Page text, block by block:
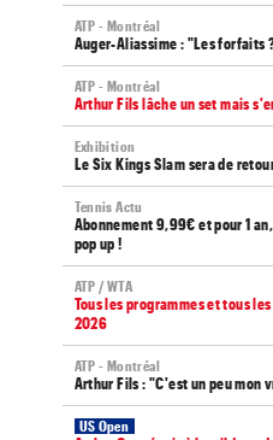
ATP - Montréal
Auger-Aliassime : "Les forfaits
ATP - Montréal
Arthur Fils lâche un set mais
Exhibition
Le Six Kings Slam sera de
Tennis Actu
Abonnement 9,99€ et pour 1
pop up !
ATP / WTA
Tous les programmes et tous
2026
ATP - Montréal
Arthur Fils : "C'est un peu mon
US Open